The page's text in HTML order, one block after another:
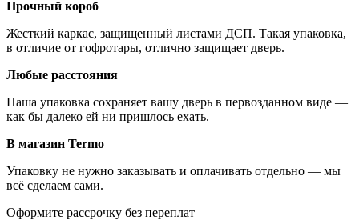
Прочный короб
Жесткий каркас, защищенный листами ДСП. Такая упаковка,
в отличие от гофротары, отлично защищает дверь.
Любые расстояния
Наша упаковка сохраняет вашу дверь в первозданном виде —
как бы далеко ей ни пришлось ехать.
В магазин Termo
Упаковку не нужно заказывать и оплачивать отдельно — мы
всё сделаем сами.
Оформите рассрочку без переплат